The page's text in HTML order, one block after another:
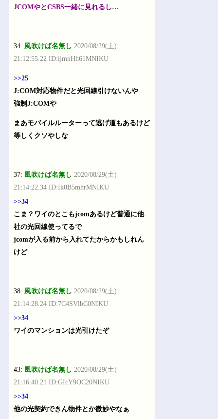
JCOMやとCSBS一緒に見れるし…
34: 風吹けば名無し 2020/08/29(土)
21:12:55.22 ID:ijmnHh61MNIKU
>>25
J:COM対応物件だと光回線引けないんや
強制J:COMや
まあモバイルルーターって逃げ道もあるけど
等しくクソやしな
37: 風吹けば名無し 2020/08/29(土)
21:14:22.34 ID:Ik0B5mhrMNIKU
>>34
こま？ワイのとこもjcomあるけど普通に他
社の光回線使ってるで
jcomが入る前から入れてたからかもしれん
けど
38: 風吹けば名無し 2020/08/29(土)
21:14:28.24 ID:7C4SVlbC0NIKU
>>34
ワイのマンションは光引けたぞ
43: 風吹けば名無し 2020/08/29(土)
21:16:40.21 ID:GIcY9OC20NIKU
>>34
他の光契約できん物件とか微妙やなぁ